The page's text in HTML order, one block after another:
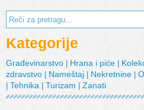
Kategorije
Građevinarstvo Hrana i piće
zdravstvo | Nameštaj | Nekretnine
|Tehnika|Turizam|Zanati